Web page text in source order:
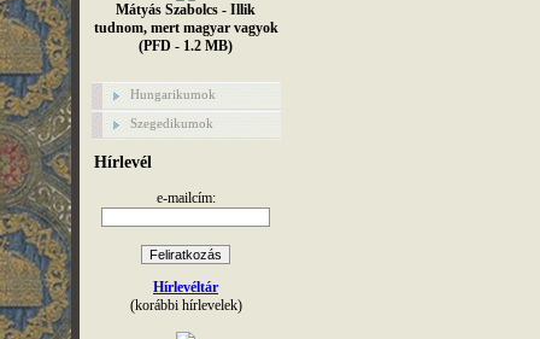
Mátyás Szabolcs - Illik
tudnom, mert magyar vagyok
(PFD - 1.2 MB)
Hungarikumok
Szegedikumok
Hírlevél
e-mailcím:
Hírlevéltár
(korábbi hírlevelek)